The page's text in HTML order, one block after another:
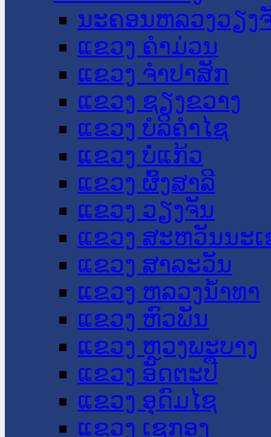
ນະ​ຄອນ​ຫລວງວຽງ
ແຂວງ ຄໍາມ່ວນ
ແຂວງ ຈໍາປາສັກ
ແຂວງ ຊຽງຂວາງ
ແຂວງ ບໍລິຄໍາໄຊ
ແຂວງ ບໍ່ແກ້ວ
ແຂວງ ຜົ້ງສາລີ
ແຂວງ ວຽງຈັນ
ແຂວງ ສະຫວັນນະ
ແຂວງ ສາລະວັນ
ແຂວງ ຫລວງນໍ້າທາ
ແຂວງ ຫົວພັນ
ແຂວງ ຫຼວງພະບາງ
ແຂວງ ອັດຕະປື
ແຂວງ ອຸດົມໄຊ
ແຂວງ ເຊກອງ